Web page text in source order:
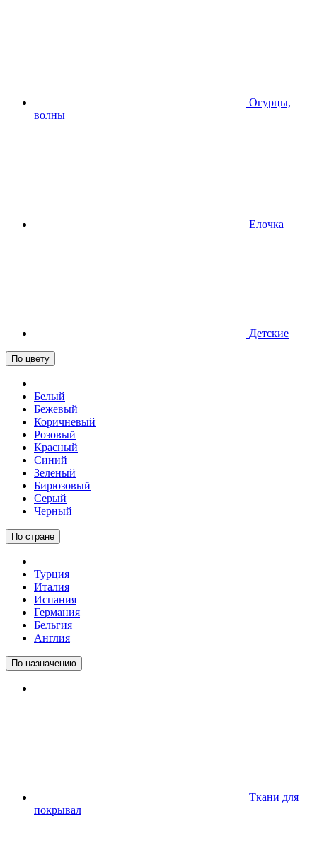
Огурцы,
волны
Елочка
Детские
По цвету
Белый
Бежевый
Коричневый
Розовый
Красный
Синий
Зеленый
Бирюзовый
Серый
Черный
По стране
Турция
Италия
Испания
Германия
Бельгия
Англия
По назначению
Ткани для
покрывал